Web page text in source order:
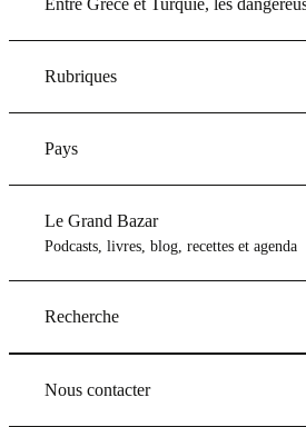
Entre Grèce et Turquie, les
Rubriques
Pays
Le Grand Bazar
Podcasts, livres, blog, recettes et agenda
Recherche
Nous contacter